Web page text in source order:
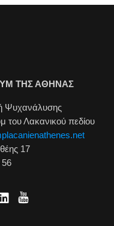
ΤΗΣ ΑΘΗΝΑΣ
Ψυχανάλυσης
του Λακανικού πεδίου
17